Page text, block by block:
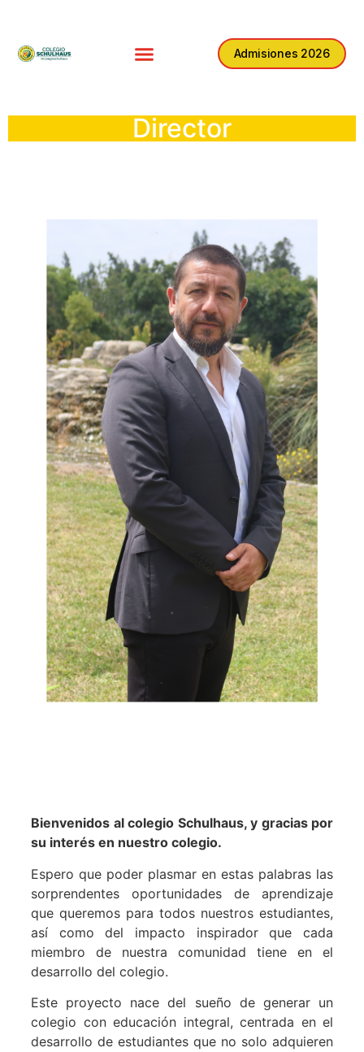
Admisiones 2026
Director
Bienvenidos al colegio Schulhaus, y gracias por
su interés en nuestro colegio.
Espero que poder plasmar en estas palabras las
sorprendentes oportunidades de aprendizaje
que queremos para todos nuestros estudiantes,
así como del impacto inspirador que cada
miembro de nuestra comunidad tiene en el
desarrollo del colegio.
Este proyecto nace del sueño de generar un
colegio con educación integral, centrada en el
desarrollo de estudiantes que no solo adquieren